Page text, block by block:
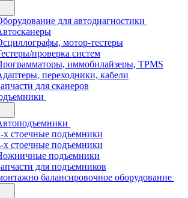
для автодиагностики
мотор-тестеры
проверка систем
иммобилайзеры, TPMS
переходники, кабели
для сканеров
х стоечные подъемники
х стоечные подъемники
подъемники
для подъемников
балансировочное оборудование